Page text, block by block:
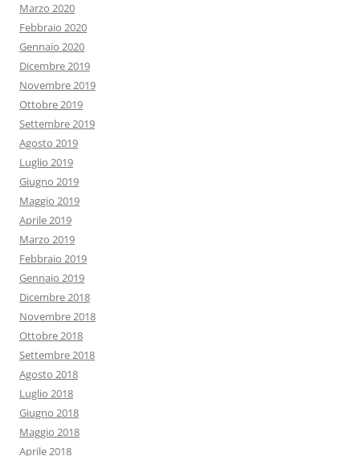
Marzo 2020
Febbraio 2020
Gennaio 2020
Dicembre 2019
Novembre 2019
Ottobre 2019
Settembre 2019
Agosto 2019
Luglio 2019
Giugno 2019
Maggio 2019
Aprile 2019
Marzo 2019
Febbraio 2019
Gennaio 2019
Dicembre 2018
Novembre 2018
Ottobre 2018
Settembre 2018
Agosto 2018
Luglio 2018
Giugno 2018
Maggio 2018
Aprile 2018